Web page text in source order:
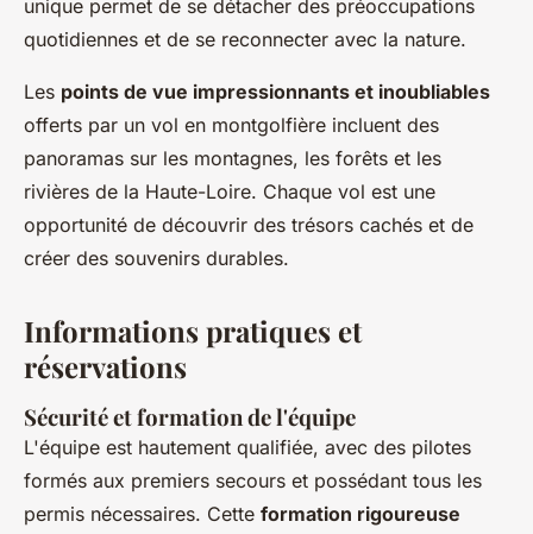
unique permet de se détacher des préoccupations
quotidiennes et de se reconnecter avec la nature.
Les points de vue impressionnants et inoubliables
offerts par un vol en montgolfière incluent des
panoramas sur les montagnes, les forêts et les
rivières de la Haute-Loire. Chaque vol est une
opportunité de découvrir des trésors cachés et de
créer des souvenirs durables.
Informations pratiques et
réservations
Sécurité et formation de l'équipe
L'équipe est hautement qualifiée, avec des pilotes
formés aux premiers secours et possédant tous les
permis nécessaires. Cette formation rigoureuse